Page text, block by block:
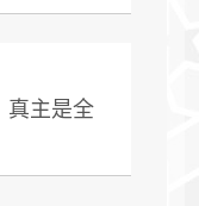
真主是全